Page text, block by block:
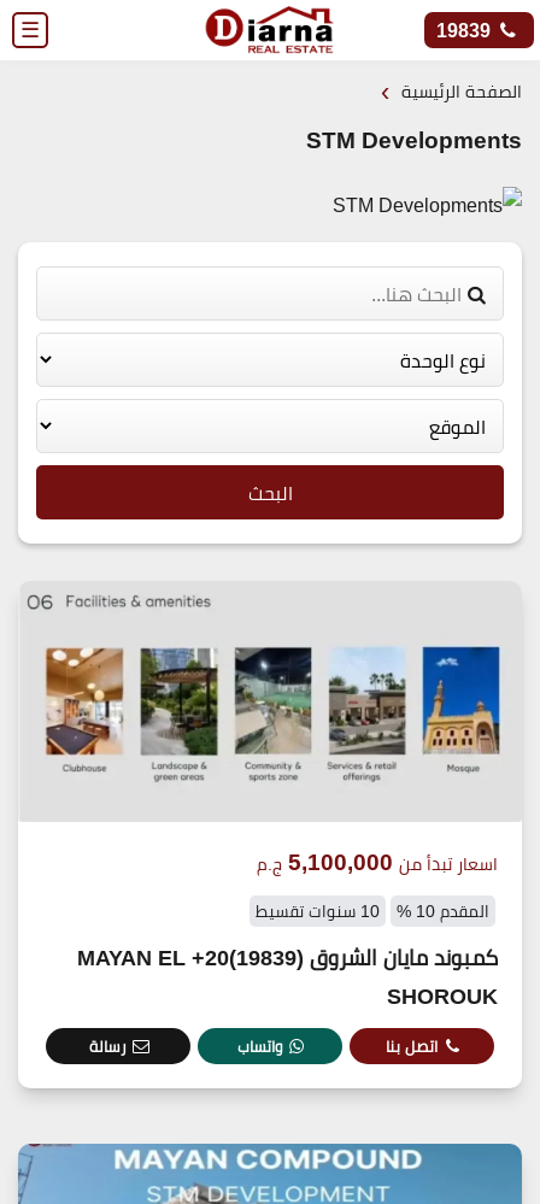
☰ 19839
الصفحة الرئيسية ›
STM Developments
البحث
اسعار تبدأ من 5,100,000 ج.م
المقدم 10 % 10 سنوات تقسيط
كمبوند مايان الشروق (19839)20+ MAYAN EL
SHOROUK
اتصل بنا واتساب رسالة